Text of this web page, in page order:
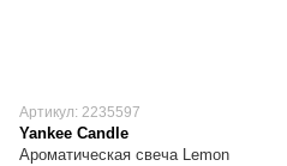
Артикул: 2235597
Yankee Candle
Ароматическая свеча Lemon